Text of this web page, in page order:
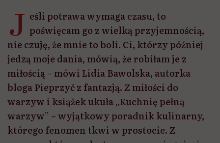
J eśli potrawa wymaga czasu, to
poświęcam go z wielką przyjemnością,
nie czuję, że mnie to boli. Ci, którzy później
jedzą moje dania, mówią, że robiłam je z
miłością – mówi Lidia Bawolska, autorka
bloga Pieprzyć z fantazją. Z miłości do
warzyw i książek ukuła „Kuchnię pełną
warzyw” – wyjątkowy poradnik kulinarny,
którego fenomen tkwi w prostocie. Z